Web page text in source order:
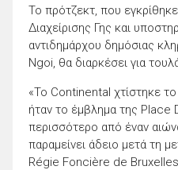
Το πρότζεκτ, που
Διαχείρισης Γης και
αντιδημάρχου δημόσιας
Ngoi, θα διαρκέσει για
«Το Continental χτίστηκε το
ήταν το έμβλημα της Place
περισσότερο από έναν
παραμείνει άδειο μετά τη
Régie Foncière de